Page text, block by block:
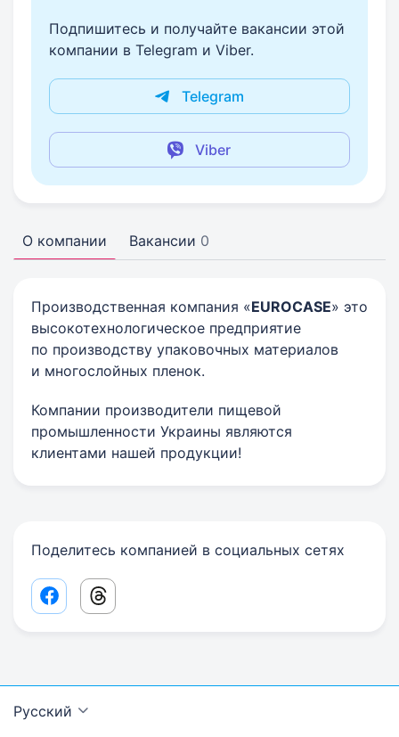
Подпишитесь и получайте вакансии этой
компании в Telegram и Viber.
Telegram
Viber
О компании Вакансии 0
Производственная компания «EUROCASE» это
высокотехнологическое предприятие
по производству упаковочных материалов
и многослойных пленок.
Компании производители пищевой
промышленности Украины являются
клиентами нашей продукции!
Поделитесь компанией в социальных сетях
Facebook share link
Threads share link
Русский